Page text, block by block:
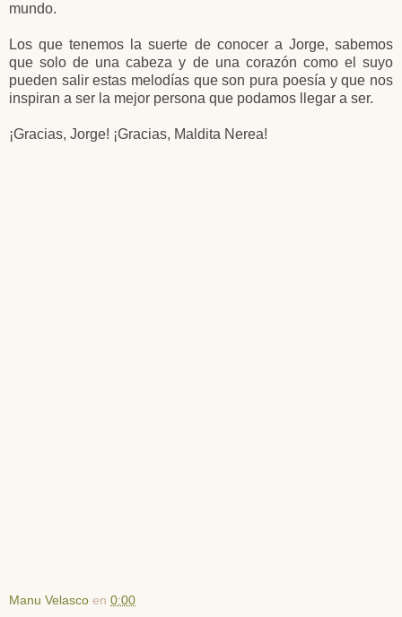
mundo.
Los que tenemos la suerte de conocer a Jorge, sabemos
que solo de una cabeza y de una corazón como el suyo
pueden salir estas melodías que son pura poesía y que nos
inspiran a ser la mejor persona que podamos llegar a ser.
¡Gracias, Jorge! ¡Gracias, Maldita Nerea!
Manu Velasco en 0:00